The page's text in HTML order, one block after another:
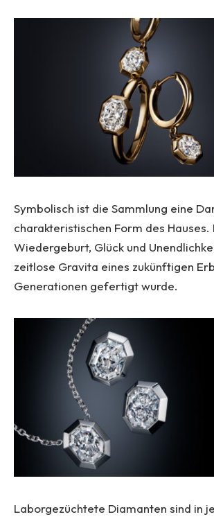
Symbolisch ist die Sammlung eine
charakteristischen Form des
Wiedergeburt, Glück und
zeitlose Gravita eines zukünftigen
Generationen gefertigt wurde.
Laborgezüchtete Diamanten sind in